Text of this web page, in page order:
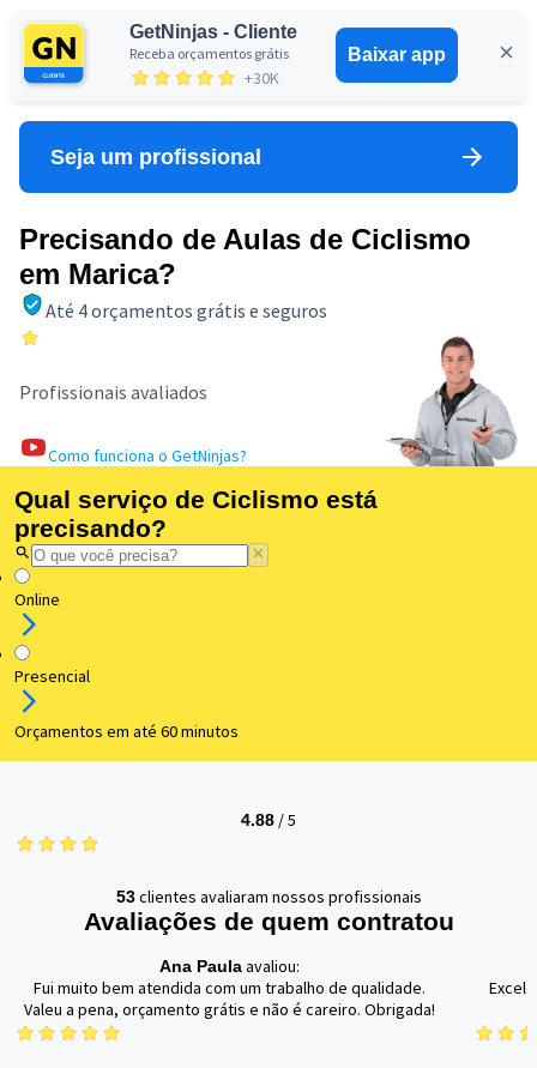
GetNinjas - Cliente
Receba orçamentos grátis
+30K
Baixar app
Entrar
Seja um profissional
Precisando de Aulas de Ciclismo
em Marica?
Até 4 orçamentos grátis e seguros
Profissionais avaliados
Como funciona o GetNinjas?
Qual serviço de Ciclismo está
precisando?
Online
Presencial
Orçamentos em até 60 minutos
4.88 /5
53clientes avaliaram nossos profissionais
Avaliações de quem contratou
Ana Paulaavaliou:
Fui muito bem atendida com um trabalho de qualidade.
Valeu a pena, orçamento grátis e não é careiro. Obrigada!